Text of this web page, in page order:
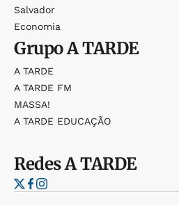
Salvador
Economia
GrupoA TARDE
A TARDE
A TARDE FM
MASSA!
A TARDE EDUCAÇÃO
RedesA TARDE